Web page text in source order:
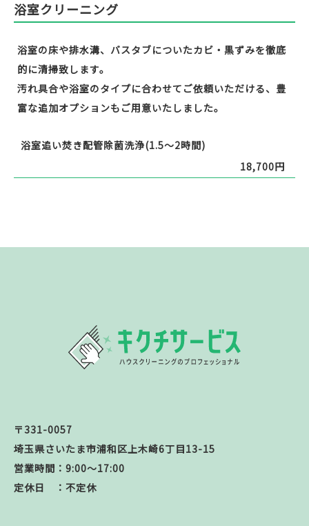
浴室クリーニング
浴室の床や排水溝、バスタブについたカビ・黒ずみを徹底
的に清掃致します。
汚れ具合や浴室のタイプに合わせてご依頼いただける、豊
富な追加オプションもご用意いたしました。
浴室追い焚き配管除菌洗浄(1.5～2時間)
18,700円
〒331-0057
埼玉県さいたま市浦和区上木崎6丁目13-15
営業時間：9:00～17:00
定休日 ：不定休